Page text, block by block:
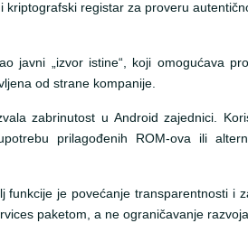
kriptografski registar za proveru
javni „izvor istine“, koji omogućava
od strane kompanije.
zabrinutost u Android zajednici.
prilagođenih ROM-ova ili
funkcije je povećanje transparentnosti i
paketom, a ne ograničavanje